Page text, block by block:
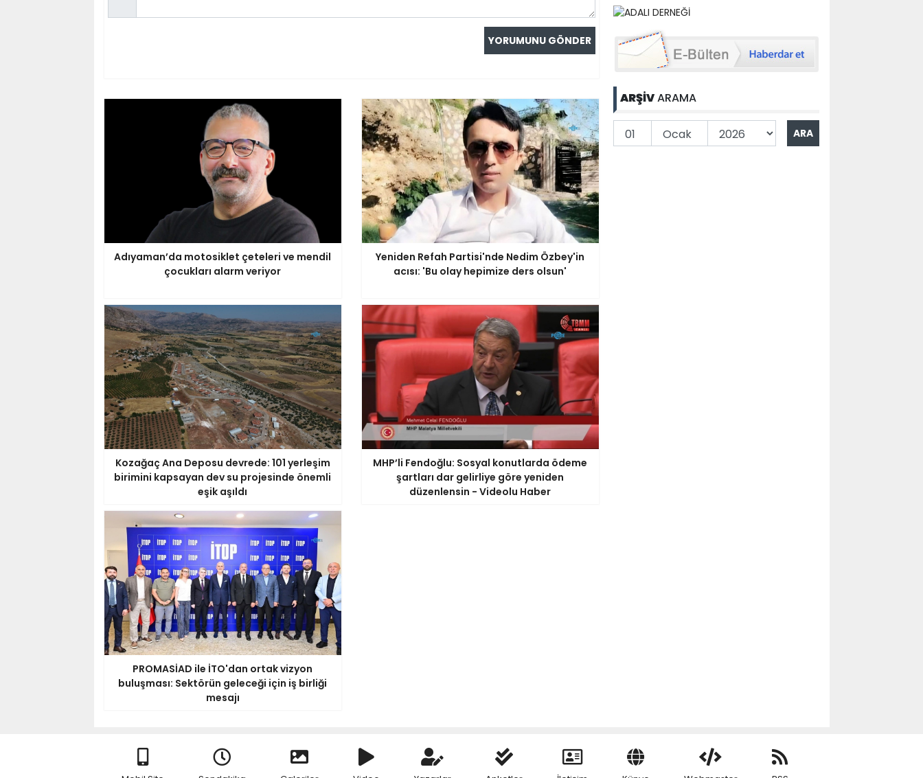
Adıyaman’da motosiklet çeteleri ve mendil
çocukları alarm veriyor
Yeniden Refah Partisi'nde Nedim Özbey'in
acısı: 'Bu olay hepimize ders olsun'
Kozağaç Ana Deposu devrede: 101 yerleşim
birimini kapsayan dev su projesinde önemli
eşik aşıldı
MHP’li Fendoğlu: Sosyal konutlarda ödeme
şartları dar gelirliye göre yeniden
düzenlensin - Videolu Haber
PROMASİAD ile İTO'dan ortak vizyon
buluşması: Sektörün geleceği için iş birliği
mesajı
ARŞİVARAMA